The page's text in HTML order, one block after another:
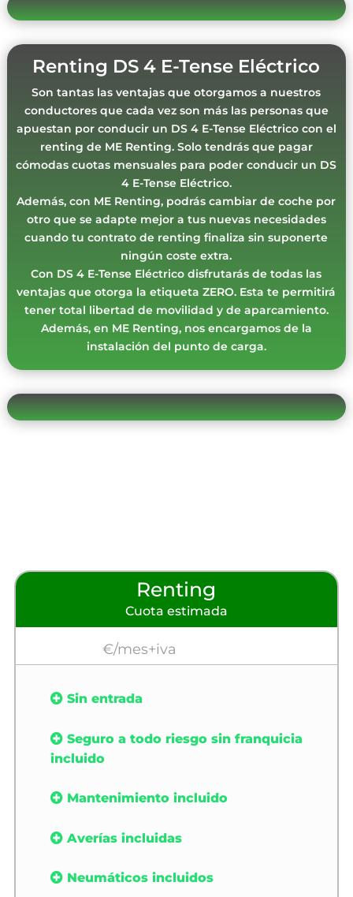
Renting DS 4 E-Tense Eléctrico
Son tantas las ventajas que otorgamos a nuestros
conductores que cada vez son más las personas que
apuestan por conducir un DS 4 E-Tense Eléctrico con el
renting de ME Renting. Solo tendrás que pagar
cómodas cuotas mensuales para poder conducir un DS
4 E-Tense Eléctrico.
Además, con ME Renting, podrás cambiar de coche por
otro que se adapte mejor a tus nuevas necesidades
cuando tu contrato de renting finaliza sin suponerte
ningún coste extra.
Con DS 4 E-Tense Eléctrico disfrutarás de todas las
ventajas que otorga la etiqueta ZERO. Esta te permitirá
tener total libertad de movilidad y de aparcamiento.
Además, en ME Renting, nos encargamos de la
instalación del punto de carga.
Renting
Cuota estimada
€/mes+iva
Sin entrada
Seguro a todo riesgo sin franquicia
incluido
Mantenimiento incluido
Averías incluidas
Neumáticos incluidos